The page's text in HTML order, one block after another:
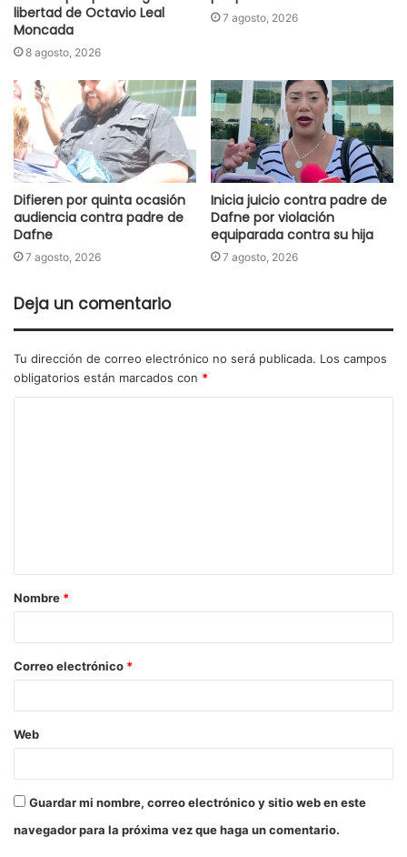
libertad de Octavio Leal
Moncada
8 agosto, 2026
7 agosto, 2026
Difieren por quinta ocasión
audiencia contra padre de
Dafne
7 agosto, 2026
Inicia juicio contra padre de
Dafne por violación
equiparada contra su hija
7 agosto, 2026
Deja un comentario
Tu dirección de correo electrónico no será publicada. Los campos
obligatorios están marcados con *
Nombre *
Correo electrónico *
Web
Guardar mi nombre, correo electrónico y sitio web en este
navegador para la próxima vez que haga un comentario.